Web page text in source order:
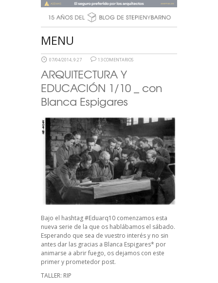
MENU
07/04/2014, 9:27 13 COMENTARIOS
ARQUITECTURA Y
EDUCACIÓN 1/10 _ con
Blanca Espigares
Bajo el hashtag #Eduarq10 comenzamos esta
nueva serie de la que os hablábamos el sábado.
Esperando que sea de vuestro interés y no sin
antes dar las gracias a Blanca Espigares* por
animarse a abrir fuego, os dejamos con este
primer y prometedor post.
TALLER: RIP